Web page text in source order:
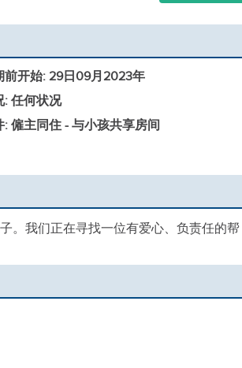
前开始: 29日09月2023年
: 任何状况
: 僱主同住 - 与小孩共享房间
。我们正在寻找一位有爱心、负责任的帮